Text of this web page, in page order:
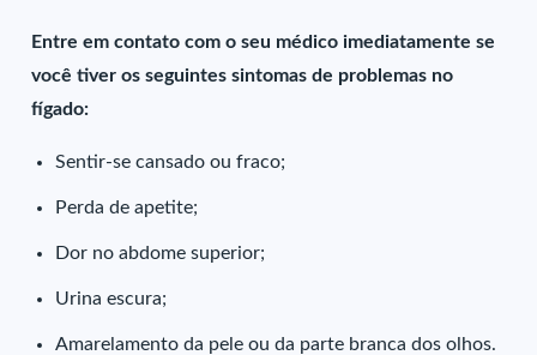
Entre em contato com o seu médico imediatamente se
você tiver os seguintes sintomas de problemas no
fígado:
Sentir-se cansado ou fraco;
Perda de apetite;
Dor no abdome superior;
Urina escura;
Amarelamento da pele ou da parte branca dos olhos.